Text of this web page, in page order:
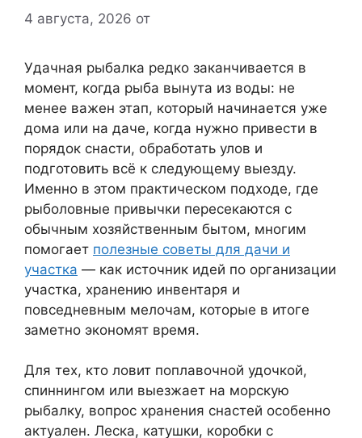
4 августа, 2026 от
Удачная рыбалка редко заканчивается в
момент, когда рыба вынута из воды: не
менее важен этап, который начинается уже
дома или на даче, когда нужно привести в
порядок снасти, обработать улов и
подготовить всё к следующему выезду.
Именно в этом практическом подходе, где
рыболовные привычки пересекаются с
обычным хозяйственным бытом, многим
помогает полезные советы для дачи и
участка — как источник идей по организации
участка, хранению инвентаря и
повседневным мелочам, которые в итоге
заметно экономят время.
Для тех, кто ловит поплавочной удочкой,
спиннингом или выезжает на морскую
рыбалку, вопрос хранения снастей особенно
актуален. Леска, катушки, коробки с